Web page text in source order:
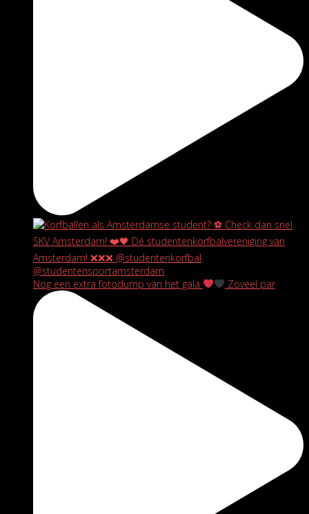
Nog een extra fotodump van het gala Zoveel par